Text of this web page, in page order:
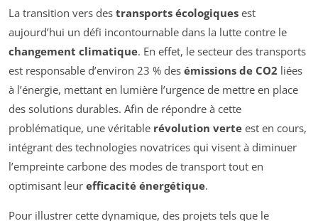
La transition vers des transports écologiques est
aujourd’hui un défi incontournable dans la lutte contre le
changement climatique. En effet, le secteur des transports
est responsable d’environ 23 % des émissions de CO2 liées
à l’énergie, mettant en lumière l’urgence de mettre en place
des solutions durables. Afin de répondre à cette
problématique, une véritable révolution verte est en cours,
intégrant des technologies novatrices qui visent à diminuer
l’empreinte carbone des modes de transport tout en
optimisant leur efficacité énergétique.
Pour illustrer cette dynamique, des projets tels que le